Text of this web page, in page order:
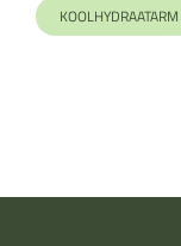
KOOLHYDRAATARM